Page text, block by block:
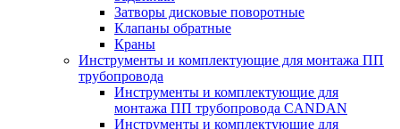
Затворы дисковые поворотные
Клапаны обратные
Краны
Инструменты и комплектующие для монтажа ПП
трубопровода
Инструменты и комплектующие для
монтажа ПП трубопровода CANDAN
Инструменты и комплектующие для